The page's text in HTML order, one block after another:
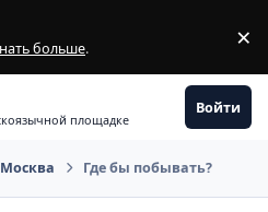
больше. ×
площадке
Войти
Москва Где бы побывать?